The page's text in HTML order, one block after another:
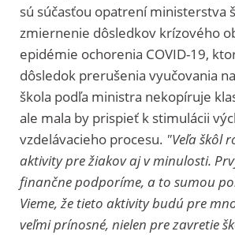
sú súčasťou opatrení ministerstva
zmiernenie dôsledkov krízového
epidémie ochorenia COVID-19,
dôsledok prerušenia vyučovania
škola podľa ministra nekopíruje
ale mala by prispieť k stimulácii
vzdelávacieho procesu. "Veľa škôl
aktivity pre žiakov aj v minulosti.
finančne podporíme, a to sumou
Vieme, že tieto aktivity budú pre
veľmi prínosné, nielen pre zavretie